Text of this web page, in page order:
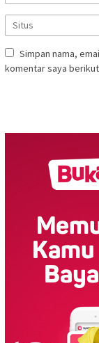
Simpan nama,
komentar saya